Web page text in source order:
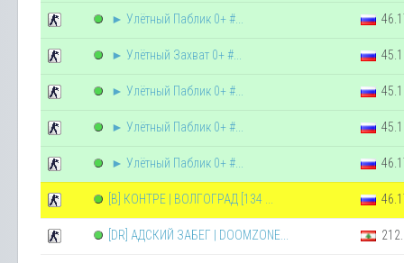
► Улётный Паблик 0+ #...
► Улётный Захват 0+ #...
► Улётный Паблик 0+ #...
► Улётный Паблик 0+ #...
► Улётный Паблик 0+ #...
[В] КОНТРЕ | ВОЛГОГРАД [134 ...
[DR] АДСКИЙ ЗАБЕГ | DOOMZONE...